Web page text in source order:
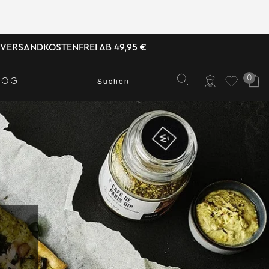
VERSANDKOSTENFREI AB 49,95 €
0